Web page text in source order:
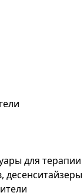
для терапии
десенситайзеры